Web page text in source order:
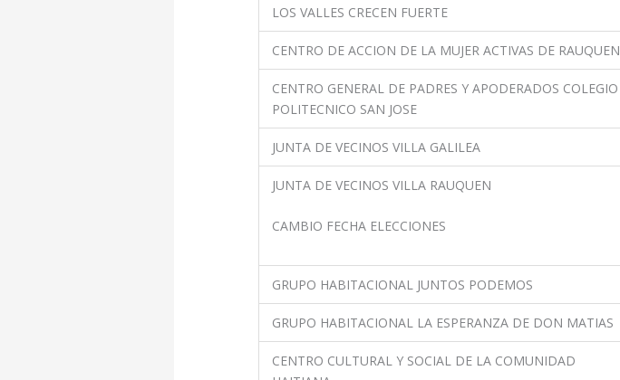
LOS VALLES CRECEN FUERTE
CENTRO DE ACCION DE LA MUJER ACTIVAS DE RAUQUEN
CENTRO GENERAL DE PADRES Y APODERADOS COLEGIO
POLITECNICO SAN JOSE
JUNTA DE VECINOS VILLA GALILEA
JUNTA DE VECINOS VILLA RAUQUEN
CAMBIO FECHA ELECCIONES
GRUPO HABITACIONAL JUNTOS PODEMOS
GRUPO HABITACIONAL LA ESPERANZA DE DON MATIAS
CENTRO CULTURAL Y SOCIAL DE LA COMUNIDAD